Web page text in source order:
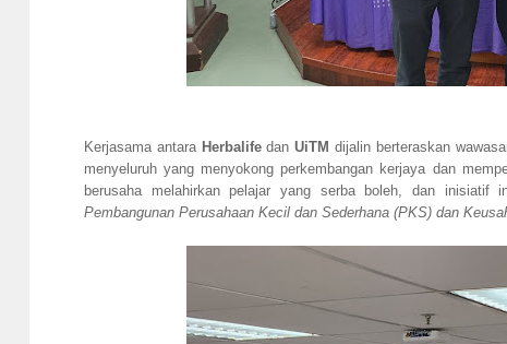
Kerjasama antara HerbalifedanUiTM dijalin berteraskan
menyeluruh yang menyokong perkembangan kerjaya dan
berusaha melahirkan pelajar yang serba boleh, dan inisiatif
Pembangunan Perusahaan Kecil dan Sederhana (PKS) dan